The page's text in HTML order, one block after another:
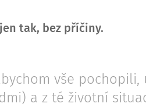
tak, bez příčiny.
vše pochopili,
a z té životní